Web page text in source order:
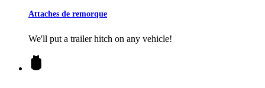
Attaches de remorque
We'll put a trailer hitch on any vehicle!